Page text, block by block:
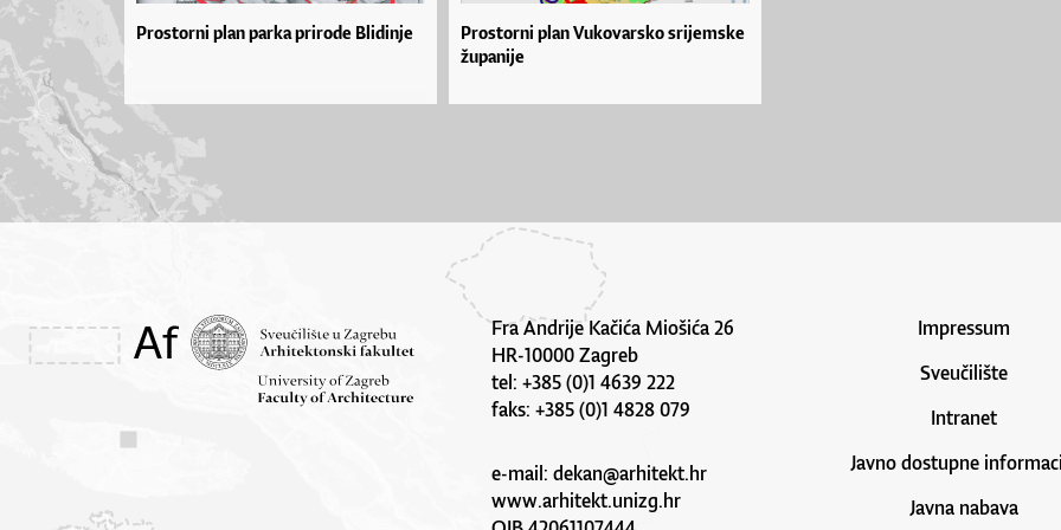
Prostorni plan parka prirode Blidinje
Prostorni plan Vukovarsko srijemske
županije
Fra Andrije Kačića Miošića 26
HR-10000 Zagreb
tel: +385 (0)1 4639 222
faks: +385 (0)1 4828 079
e-mail:dekan@arhitekt.hr
www.arhitekt.unizg.hr
Impressum
Sveučilište
Intranet
Javno dostupne
Javna nabava